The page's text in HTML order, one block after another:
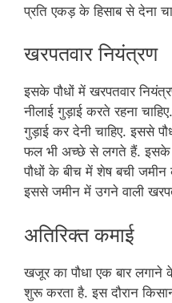
प्रति एकड़ के हिसाब से देना
खरपतवार नियंत्रण
इसके पौधों में खरपतवार
नीलाई गुड़ाई करते रहना
गुड़ाई कर देनी चाहिए. इससे
फल भी अच्छे से लगते हैं. इसके
पौधों के बीच में शेष बची
इससे जमीन में उगने वाली
अतिरिक्त कमाई
खजूर का पौधा एक बार लगाने
शुरू करता है. इस दौरान